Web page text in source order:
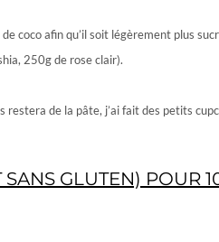
coco afin qu’il soit légèrement plus
250g de rose clair).
de la pâte, j’ai fait des petits
GLUTEN) POUR